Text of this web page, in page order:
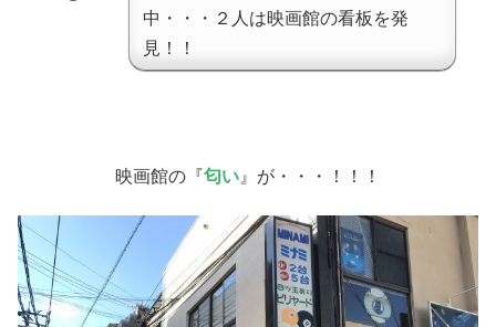
中・・・２人は映画館の看板を発
見！！
映画館の『匂い 』が・・・！！！